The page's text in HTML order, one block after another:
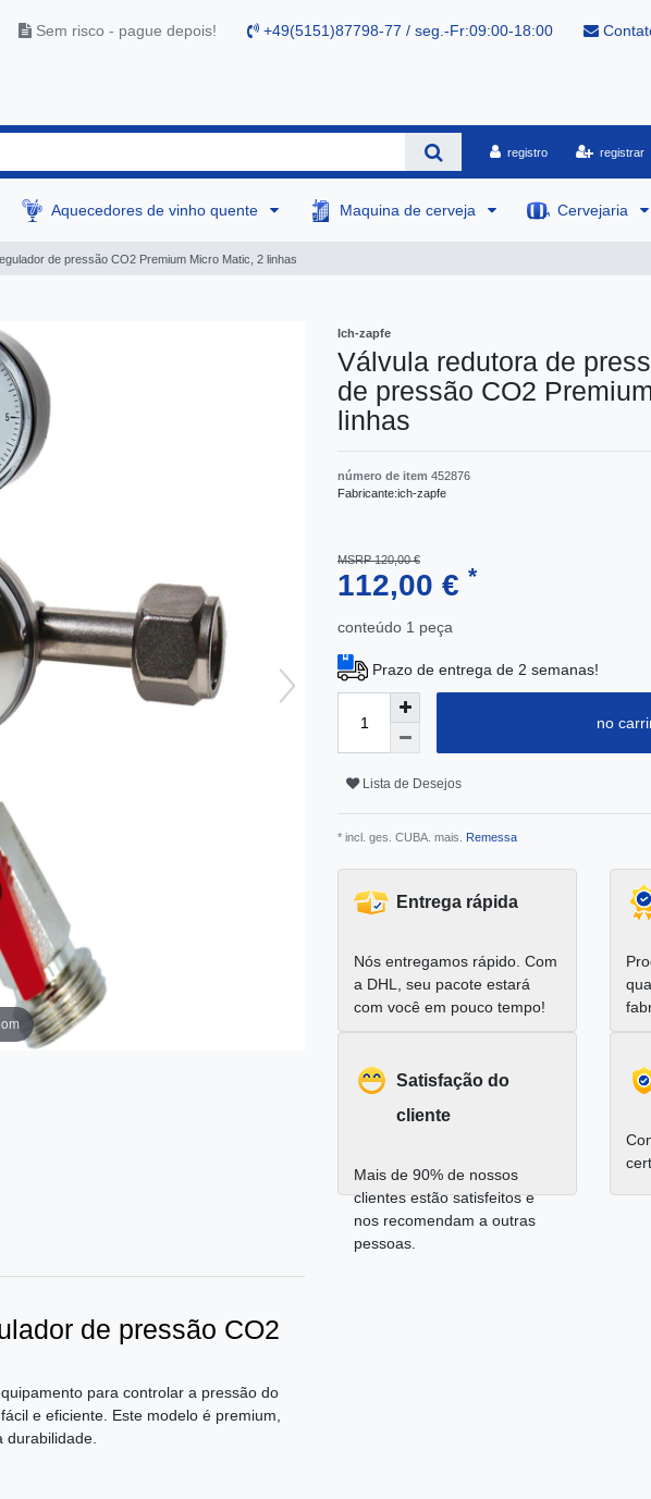
Sem risco - pague depois! +49(5151)87798-77 / seg.-Fr:09:00-18:00
registro registrar
Aquecedores de vinho quente Maquina de cerveja Cervejaria
de pressão CO2 Premium Micro Matic, 2 linhas
de pressão CO2
para controlar a pressão do
e eficiente. Este modelo é premium,
Ich-zapfe
Válvula redutora de
de pressão CO2
linhas
número de item 452876
Fabricante:ich-zapfe
MSRP 120,00 €
112,00 € *
conteúdo 1 peça
Prazo de entrega de 2 semanas!
no
Lista de Desejos
* incl. ges. CUBA. mais. Remessa
Entrega rápida
Nós entregamos rápido. Com
a DHL, seu pacote estará
com você em pouco tempo!
Satisfação do
cliente
Mais de 90% de nossos
clientes estão satisfeitos e
nos recomendam a outras
pessoas.